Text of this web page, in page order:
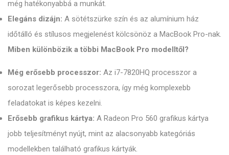
még hatékonyabbá a munkát.
Elegáns dizájn: A sötétszürke szín és az alumínium ház
időtálló és stílusos megjelenést kölcsönöz a MacBook Pro-nak.
Miben különbözik a többi MacBook Pro modelltől?
Még erősebb processzor: Az i7-7820HQ processzor a
sorozat legerősebb processzora, így még komplexebb
feladatokat is képes kezelni.
Erősebb grafikus kártya: A Radeon Pro 560 grafikus kártya
jobb teljesítményt nyújt, mint az alacsonyabb kategóriás
modellekben található grafikus kártyák.